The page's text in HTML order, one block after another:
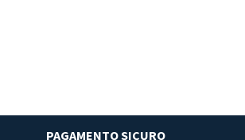
PAGAMENTO SICURO